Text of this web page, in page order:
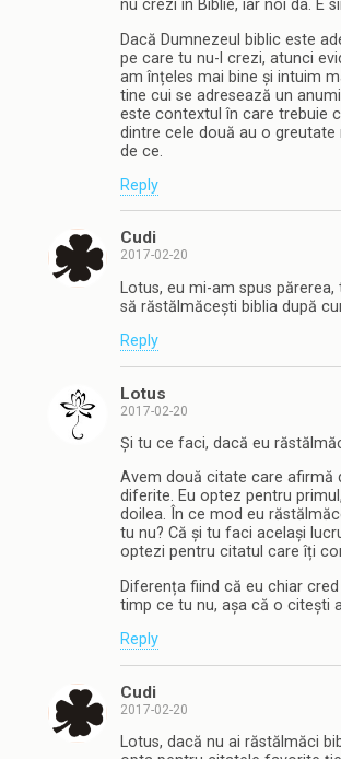
nu crezi în Biblie, iar noi da. E
Dacă Dumnezeul biblic este
pe care tu nu-l crezi, atunci
am înțeles mai bine și intuim
tine cui se adresează un
este contextul în care trebuie
dintre cele două au o greutate
de ce.
Reply
Cudi
2017-02-20
Lotus, eu mi-am spus
să răstălmăcești biblia după
Reply
Lotus
2017-02-20
Și tu ce faci, dacă eu
Avem două citate care afirmă
diferite. Eu optez pentru
doilea. În ce mod eu
tu nu? Că și tu faci același
optezi pentru citatul care îți
Diferența fiind că eu chiar cred
timp ce tu nu, așa că o citești
Reply
Cudi
2017-02-20
Lotus, dacă nu ai răstălmăci